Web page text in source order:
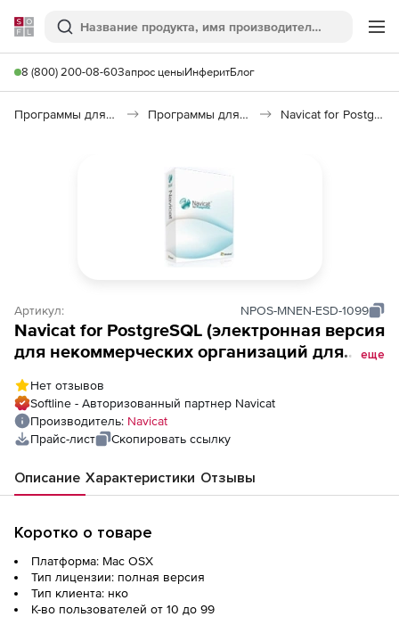
Softline
Поиск
8 (800) 200-08-60Запрос ценыИнферитБлог
Программы для программирования Программы для работы с базами данных Navicat for PostgreSQL
Артикул: NPOS-MNEN-ESD-1099
Navicat for PostgreSQL (электронная версия
для некоммерческих организаций для
(стоимость 1 лицензии)
еще
Нет отзывов
Softline - Авторизованный партнер Navicat
Производитель: Navicat
Прайс-лист
Скопировать ссылку
Описание Характеристики Отзывы
Коротко о товаре
Платформа: Mac OSX
Тип лицензии: полная версия
Тип клиента: нко
К-во пользователей от 10 до 99